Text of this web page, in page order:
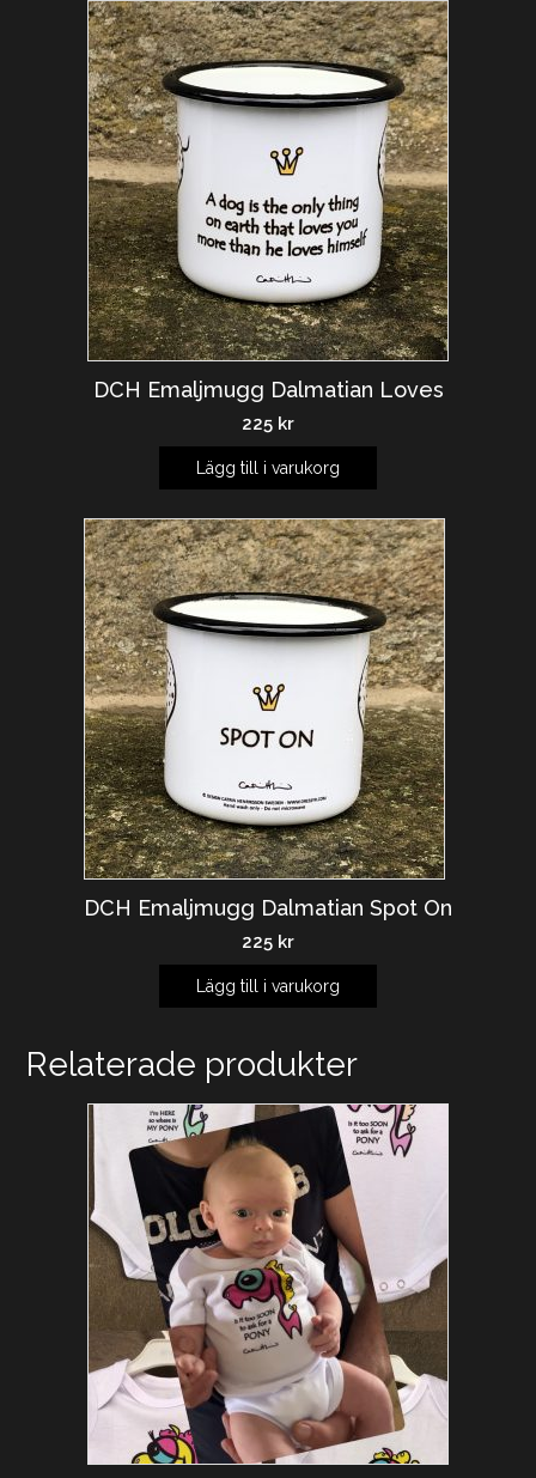
DCH Emaljmugg Dalmatian Loves
225 kr
Lägg till i varukorg
DCH Emaljmugg Dalmatian Spot On
225 kr
Lägg till i varukorg
Relaterade produkter